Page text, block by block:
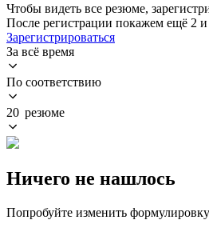
Чтобы видеть все резюме,
После регистрации покажем ещё 2
Зарегистрироваться
За всё время
По соответствию
20 резюме
Ничего не нашлось
Попробуйте изменить